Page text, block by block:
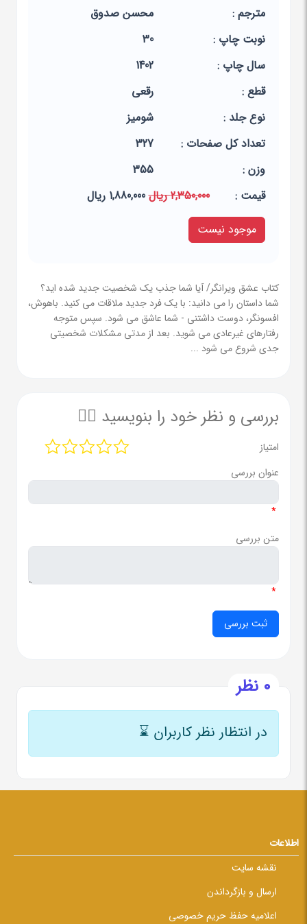
مترجم :
محسن صدوق
نوبت چاپ :
30
سال چاپ :
1402
قطع :
رقعی
نوع جلد :
شومیز
تعداد کل صفحات :
327
وزن :
355
قيمت :
2,350,000 ریال
1,880,000 ریال
موجود نیست
کتاب عشق ویرانگر/ آیا شما جذب یک شخصیت جدید شده اید؟
شما داستان را می دانید: با یک فرد جدید ملاقات می کنید. باهوش،
افسونگر، دوست داشتنی - شما عاشق می شود. سپس متوجه
رفتارهای غیرعادی می شوید. بعد از مدتی مشکلات شخصیتی
جدی شروع می شود ...
بررسی و نظر خود را بنویسید ✍🏻
امتیاز
عنوان بررسی
*
متن بررسی
*
0 نظر
در انتظار نظر کاربران ⌛
اطلاعات
نقشه سایت
ارسال و بازگرداندن
اعلامیه حفظ حریم خصوصی